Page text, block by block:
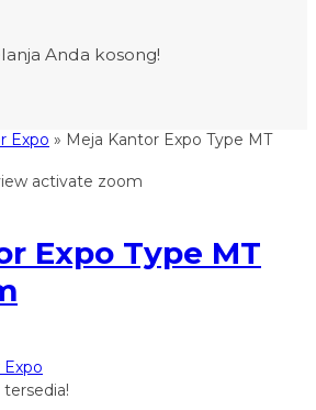
Anda kosong!
Expo » Meja Kantor Expo Type MT
activate zoom
Expo Type MT